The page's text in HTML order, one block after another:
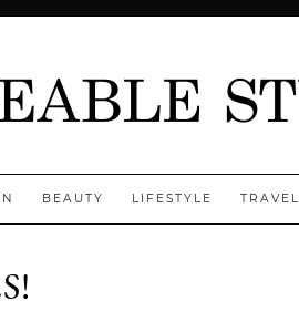
BEAUTY LIFESTYLE TRAVEL